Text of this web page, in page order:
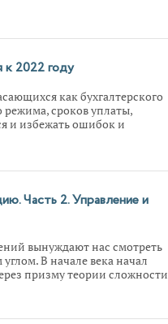
проблемы по мере их
позволяет понять, чему
текущий.
к 2022 году
как бухгалтерского
режима, сроков уплаты,
и избежать ошибок и
Часть 2. Управление и
вынуждают нас смотреть
В начале века начал
призму теории сложности
том числе и у людей. Но как
ее место? Ответ на этот